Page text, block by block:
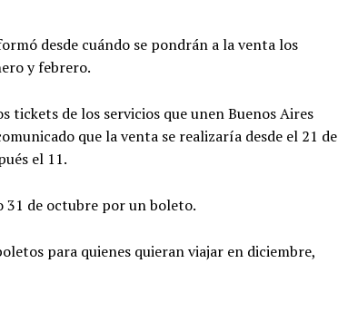
desde cuándo se pondrán a la venta los
y febrero.
tickets de los servicios que unen Buenos Aires
que la venta se realizaría desde el 21 de
el 11.
31 de octubre por un boleto.
para quienes quieran viajar en diciembre,